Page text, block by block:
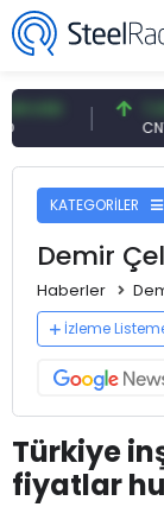
7,09 CNY
KATEGORİLER
Demir
Haberler
İzleme
Türkiye
fiyatlar